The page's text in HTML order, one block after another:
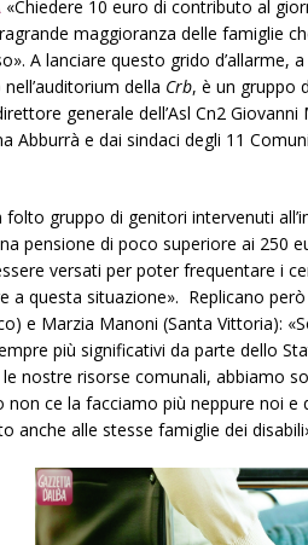
«Chiedere 10 euro di contributo al
maggioranza delle famiglie
A lanciare questo grido d’allarme,
della Crb, è un gruppo
generale dell’Asl Cn2
Abburrà e dai sindaci degli 11
gruppo di genitori intervenuti
pensione di poco superiore ai 250
versati per poter frequentare i
a questa situazione». Replicano
e Marzia Manoni (Santa Vittoria):
più significativi da parte dello
nostre risorse comunali, abbiamo
non ce la facciamo più neppure noi e
anche alle stesse famiglie dei